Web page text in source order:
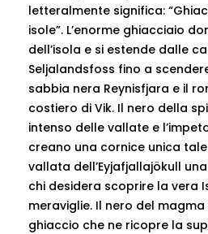
letteralmente significa:
isole”. L’enorme ghiacciaio
dell’isola e si estende dalle
Seljalandsfoss fino a
sabbia nera Reynisfjara e il
costiero di Vik. Il nero della
intenso delle vallate e
creano una cornice unica
vallata dell’Eyjafjallajökull
chi desidera scoprire la vera
meraviglie. Il nero del
ghiaccio che ne ricopre la